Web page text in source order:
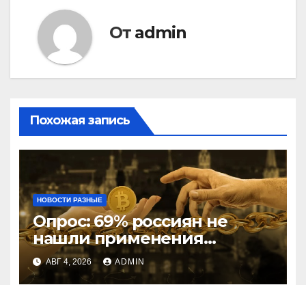
От admin
Похожая запись
НОВОСТИ РАЗНЫЕ
Опрос: 69% россиян не
нашли применения
криптовалютам
АВГ 4, 2026 ADMIN